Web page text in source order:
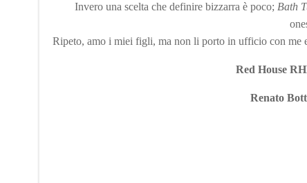
Invero una scelta che definire bizzarra è poco; Bath
Ripeto, amo i miei figli, ma non li porto in ufficio con me
Red House
Renato